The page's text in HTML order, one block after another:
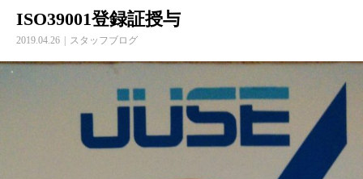
ISO39001登録証授与
2019.04.26 スタッフブログ